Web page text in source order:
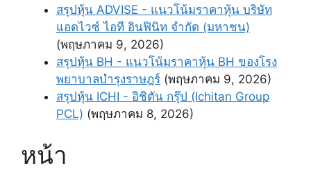
สรุปหุ้น ADVISE - แนวโน้มราคาหุ้น บริษัท
แอดไวซ์ ไอที อินฟินิท จำกัด (มหาชน)
(พฤษภาคม 9, 2026)
สรุปหุ้น BH - แนวโน้มราคาหุ้น BH ของโรง
พยาบาลบํารุงราษฎร์ (พฤษภาคม 9, 2026)
สรุปหุ้น ICHI - อิชิตัน กรุ๊ป (Ichitan Group
PCL) (พฤษภาคม 8, 2026)
หน้า